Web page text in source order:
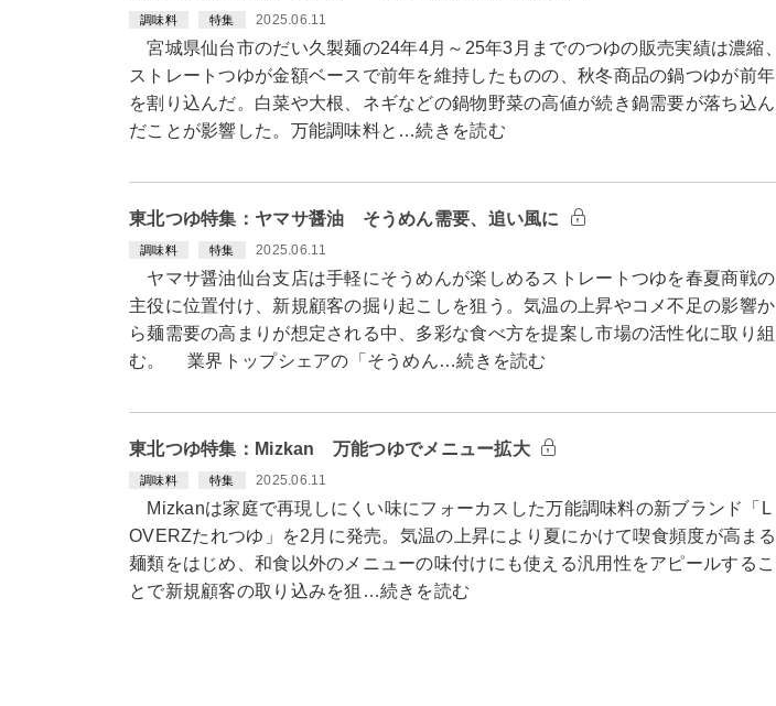
調味料 特集 2025.06.11
宮城県仙台市のだい久製麺の24年4月～25年3月までのつゆの販売実績は濃縮、
ストレートつゆが金額ベースで前年を維持したものの、秋冬商品の鍋つゆが前年
を割り込んだ。白菜や大根、ネギなどの鍋物野菜の高値が続き鍋需要が落ち込ん
だことが影響した。万能調味料と…続きを読む
東北つゆ特集：ヤマサ醤油 そうめん需要、追い風に
調味料 特集 2025.06.11
ヤマサ醤油仙台支店は手軽にそうめんが楽しめるストレートつゆを春夏商戦の
主役に位置付け、新規顧客の掘り起こしを狙う。気温の上昇やコメ不足の影響か
ら麺需要の高まりが想定される中、多彩な食べ方を提案し市場の活性化に取り組
む。 業界トップシェアの「そうめん…続きを読む
東北つゆ特集：Mizkan 万能つゆでメニュー拡大
調味料 特集 2025.06.11
Mizkanは家庭で再現しにくい味にフォーカスした万能調味料の新ブランド「L
OVERZたれつゆ」を2月に発売。気温の上昇により夏にかけて喫食頻度が高まる
麺類をはじめ、和食以外のメニューの味付けにも使える汎用性をアピールするこ
とで新規顧客の取り込みを狙…続きを読む